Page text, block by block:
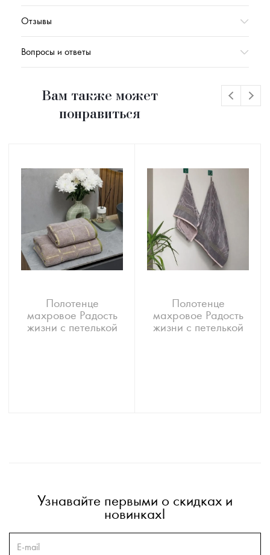
Отзывы
Вопросы и ответы
Вам также может
понравиться
Полотенце
махровое Радость
жизни с петелькой
Полотенце
махровое Радость
жизни с петелькой
Узнавайте первыми о скидках и
новинках!